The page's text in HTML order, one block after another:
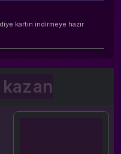
kartın indirmeye hazır